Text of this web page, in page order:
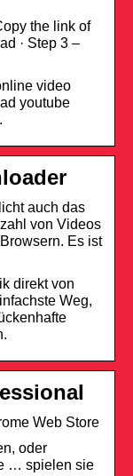
the link of
· Step 3 –
video
youtube
auch das
von Videos
Es ist
direkt von
Weg,
Web Store
oder
… spielen sie